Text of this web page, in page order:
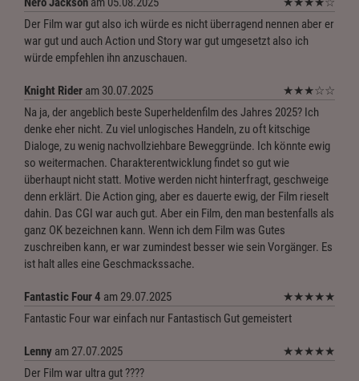
Der Film war gut also ich würde es nicht überragend nennen aber er
war gut und auch Action und Story war gut umgesetzt also ich
würde empfehlen ihn anzuschauen.
Knight Rider am 30.07.2025 ★★★☆☆
Na ja, der angeblich beste Superheldenfilm des Jahres 2025? Ich
denke eher nicht. Zu viel unlogisches Handeln, zu oft kitschige
Dialoge, zu wenig nachvollziehbare Beweggründe. Ich könnte ewig
so weitermachen. Charakterentwicklung findet so gut wie
überhaupt nicht statt. Motive werden nicht hinterfragt, geschweige
denn erklärt. Die Action ging, aber es dauerte ewig, der Film rieselt
dahin. Das CGI war auch gut. Aber ein Film, den man bestenfalls als
ganz OK bezeichnen kann. Wenn ich dem Film was Gutes
zuschreiben kann, er war zumindest besser wie sein Vorgänger. Es
ist halt alles eine Geschmackssache.
Fantastic Four 4 am 29.07.2025 ★★★★★
Fantastic Four war einfach nur Fantastisch Gut gemeistert
Lenny am 27.07.2025 ★★★★★
Der Film war ultra gut ????